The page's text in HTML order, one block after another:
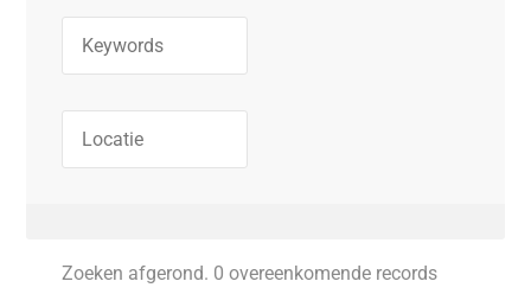
Zoeken afgerond. 0 overeenkomende records